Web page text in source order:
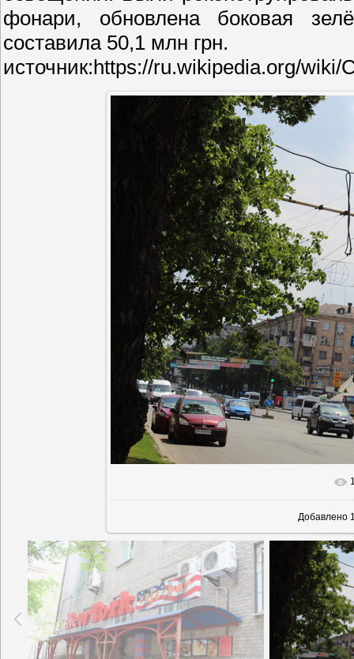
фонари, обновлена боковая
составила 50,1 млн грн.
источник:https://ru.wikipedia.org/
В
Добавлено